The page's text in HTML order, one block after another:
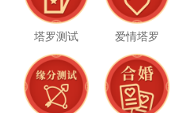
塔罗测试 爱情塔罗